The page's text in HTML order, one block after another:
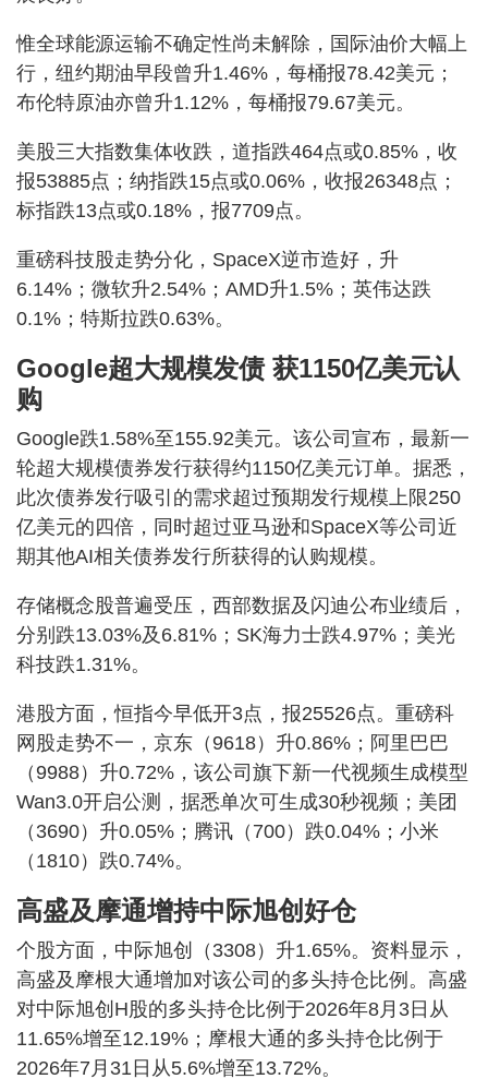
惟全球能源运输不确定性尚未解除，国际油价大幅上
行，纽约期油早段曾升1.46%，每桶报78.42美元；
布伦特原油亦曾升1.12%，每桶报79.67美元。
美股三大指数集体收跌，道指跌464点或0.85%，收
报53885点；纳指跌15点或0.06%，收报26348点；
标指跌13点或0.18%，报7709点。
重磅科技股走势分化，SpaceX逆市造好，升
6.14%；微软升2.54%；AMD升1.5%；英伟达跌
0.1%；特斯拉跌0.63%。
Google超大规模发债 获1150亿美元认
购
Google跌1.58%至155.92美元。该公司宣布，最新一
轮超大规模债券发行获得约1150亿美元订单。据悉，
此次债券发行吸引的需求超过预期发行规模上限250
亿美元的四倍，同时超过亚马逊和SpaceX等公司近
期其他AI相关债券发行所获得的认购规模。
存储概念股普遍受压，西部数据及闪迪公布业绩后，
分别跌13.03%及6.81%；SK海力士跌4.97%；美光
科技跌1.31%。
港股方面，恒指今早低开3点，报25526点。重磅科
网股走势不一，京东（9618）升0.86%；阿里巴巴
（9988）升0.72%，该公司旗下新一代视频生成模型
Wan3.0开启公测，据悉单次可生成30秒视频；美团
（3690）升0.05%；腾讯（700）跌0.04%；小米
（1810）跌0.74%。
高盛及摩通增持中际旭创好仓
个股方面，中际旭创（3308）升1.65%。资料显示，
高盛及摩根大通增加对该公司的多头持仓比例。高盛
对中际旭创H股的多头持仓比例于2026年8月3日从
11.65%增至12.19%；摩根大通的多头持仓比例于
2026年7月31日从5.6%增至13.72%。